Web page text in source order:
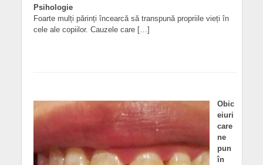
Psihologie
Foarte mulți părinți încearcă să transpună propriile vieți în
cele ale copiilor. Cauzele care […]
Obic
eiuri
care
ne
pun
în